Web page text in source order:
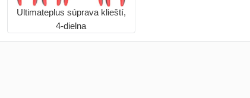
Ultimateplus súprava klieští,
4-dielna